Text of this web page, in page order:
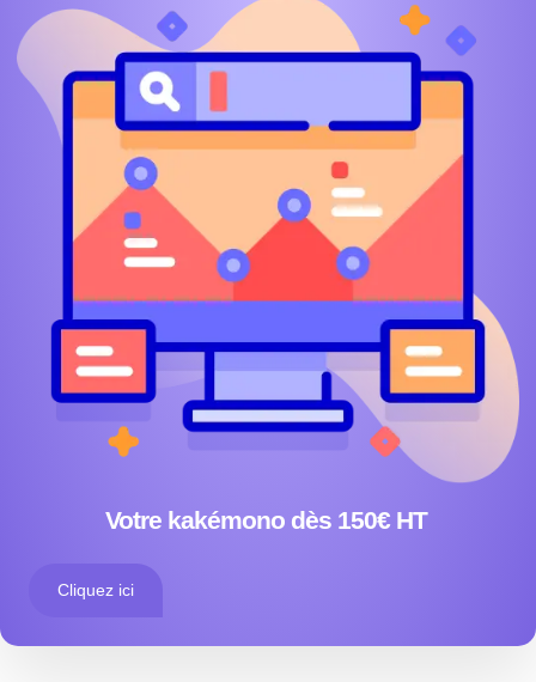
Votre kakémono dès 150€ HT
Cliquez ici